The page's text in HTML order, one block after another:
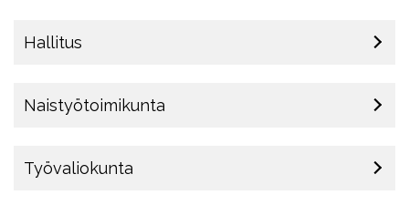
Hallitus
Naistyötoimikunta
Työvaliokunta